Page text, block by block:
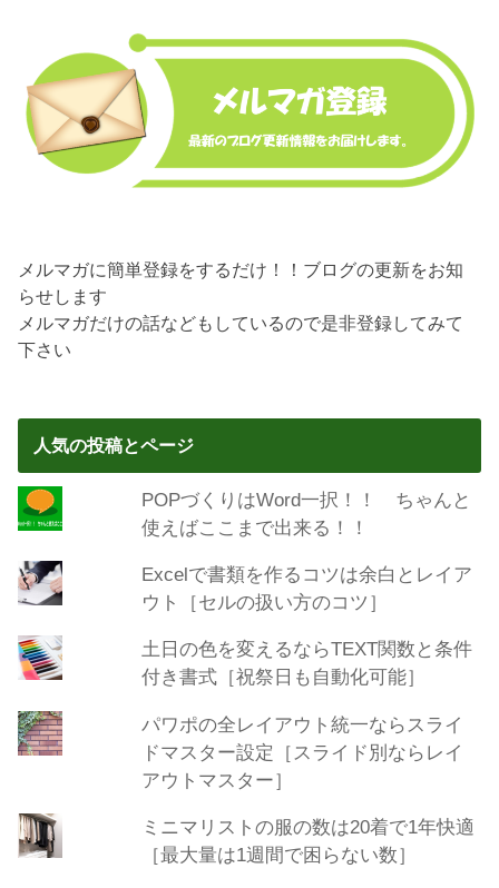
メルマガに簡単登録をするだけ！！ブログの更新をお知
らせします
メルマガだけの話などもしているので是非登録してみて
下さい
人気の投稿とページ
POPづくりはWord一択！！ ちゃんと
使えばここまで出来る！！
Excelで書類を作るコツは余白とレイア
ウト［セルの扱い方のコツ］
土日の色を変えるならTEXT関数と条件
付き書式［祝祭日も自動化可能］
パワポの全レイアウト統一ならスライ
ドマスター設定［スライド別ならレイ
アウトマスター］
ミニマリストの服の数は20着で1年快適
［最大量は1週間で困らない数］